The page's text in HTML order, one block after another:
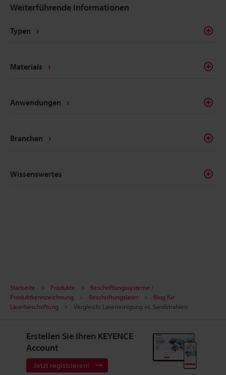
verbreitetes Herstellungsverfahren. Der Einsatz
hierfür eine schnelle, saubere und präzise Methode.
Weiterführende Informationen
Typen
Materials
Anwendungen
Branchen
Wissenswertes
Startseite Produkte
Beschriftungssysteme /
Produktkennzeichnung
Beschriftungslaser
Blog für
Laserbeschriftung
Vergleich: Laserreinigung vs. Sandstrahlen
Erstellen Sie Ihren KEYENCE
Account
Jetzt registrieren!